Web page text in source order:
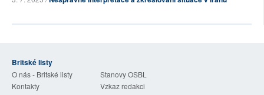
Britské listy
O nás - Britské listy
Stanovy OSBL
Kontakty
Vzkaz redakci